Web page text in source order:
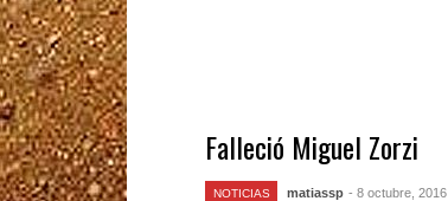
Falleció Miguel Zorzi
NOTICIAS matiassp - 8 octubre, 2016